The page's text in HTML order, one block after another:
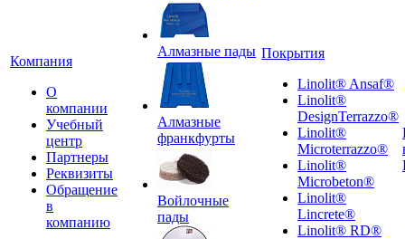
Компания
О
компании
Учебный
центр
Партнеры
Реквизиты
Обращение
в
компанию
Алмазные пады
Алмазные
франкфурты
Войлочные
пады
Покрытия
Linolit® Ansaf®
Linolit®
DesignTerrazzo®
Linolit®
Microterrazzo®
Linolit®
Microbeton®
Linolit®
Lincrete®
Linolit® RD®